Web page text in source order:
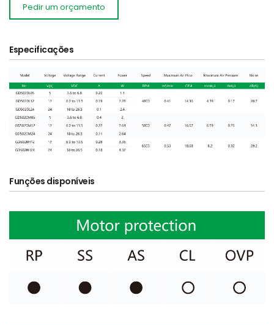
Pedir um orçamento
Especificações
Funções disponíveis